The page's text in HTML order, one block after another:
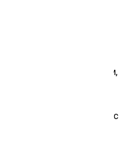
в 1909 году
«Союз молодёжи».
в город, найдя на
и палитры, футуристы
с земным притяжением,
Его хорошо
в противоречие с
серпом и молотом
промысла